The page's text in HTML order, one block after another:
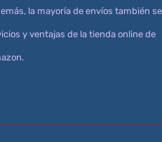
la mayoría de envíos también se
y ventajas de la tienda online de